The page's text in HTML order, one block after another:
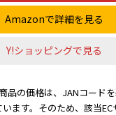
Amazonで詳細を見る
Y!ショッピングで見る
品の価格は、JANコード
ます。そのため、該当